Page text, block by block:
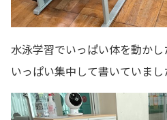
水泳学習でいっぱい体を動か
いっぱい集中して書いていまし